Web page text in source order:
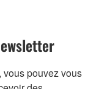
pouvez vous